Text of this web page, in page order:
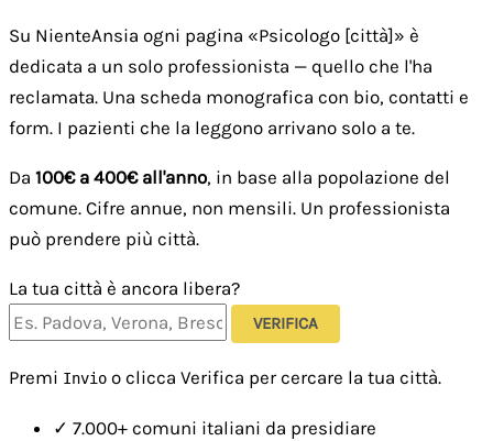
Su NienteAnsia ogni pagina «Psicologo [città]» è
dedicata a un solo professionista — quello che l'ha
reclamata. Una scheda monografica con bio, contatti e
form. I pazienti che la leggono arrivano solo a te.
Da 100€ a 400€ all'anno, in base alla popolazione del
comune. Cifre annue, non mensili. Un professionista
può prendere più città.
La tua città è ancora libera?
VERIFICA
Premi Invio o clicca Verifica per cercare la tua città.
✓ 7.000+ comuni italiani da presidiare